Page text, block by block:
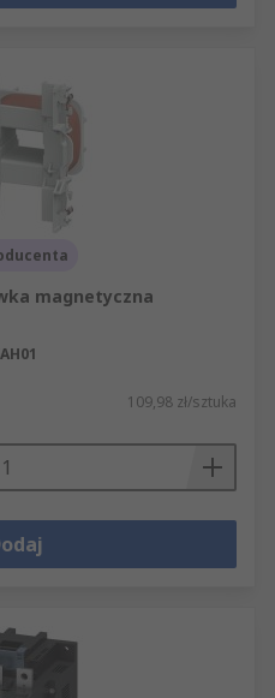
obejmuje
sterowania
bardzo dużych
skalę
magnetyczna
109,98 zł/sztuka